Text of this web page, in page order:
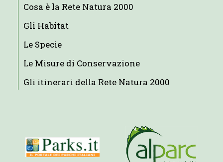
Cosa è la Rete Natura 2000
Gli Habitat
Le Specie
Le Misure di Conservazione
Gli itinerari della Rete Natura 2000